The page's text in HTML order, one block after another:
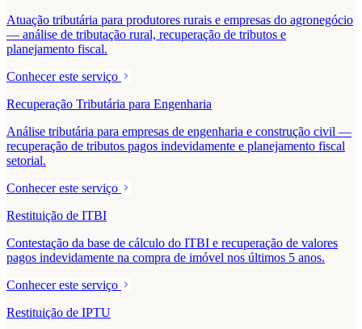
Atuação tributária para produtores rurais e empresas do agronegócio
— análise de tributação rural, recuperação de tributos e
planejamento fiscal.
Conhecer este serviço
Recuperação Tributária para Engenharia
Análise tributária para empresas de engenharia e construção civil —
recuperação de tributos pagos indevidamente e planejamento fiscal
setorial.
Conhecer este serviço
Restituição de ITBI
Contestação da base de cálculo do ITBI e recuperação de valores
pagos indevidamente na compra de imóvel nos últimos 5 anos.
Conhecer este serviço
Restituição de IPTU